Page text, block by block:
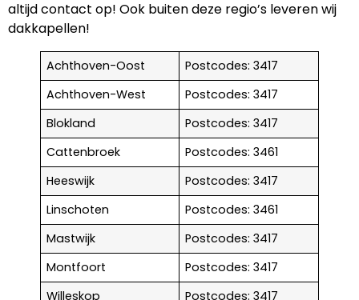
altijd contact op! Ook buiten deze regio’s leveren wij
dakkapellen!
Achthoven-Oost
Postcodes: 3417
Achthoven-West
Postcodes: 3417
Blokland
Postcodes: 3417
Cattenbroek
Postcodes: 3461
Heeswijk
Postcodes: 3417
Linschoten
Postcodes: 3461
Mastwijk
Postcodes: 3417
Montfoort
Postcodes: 3417
Willeskop
Postcodes: 3417